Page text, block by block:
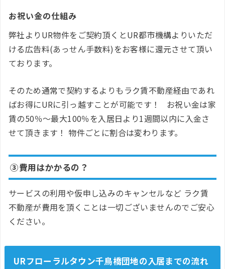
お祝い金の仕組み
弊社よりUR物件をご契約頂くとUR都市機構よりいただ
ける広告料(あっせん手数料)をお客様に還元させて頂い
ております。
そのため通常で契約するよりもラク賃不動産経由であれ
ばお得にURに引っ越すことが可能です！ お祝い金は家
賃の50％～最大100％を入居日より1週間以内に入金さ
せて頂きます！ 物件ごとに割合は変わります。
③費用はかかるの？
サービスの利用や仮申し込みのキャンセルなど ラク賃
不動産が費用を頂くことは一切ございませんのでご安心
ください。
URフローラルタウン千鳥橋団地の入居までの流れ